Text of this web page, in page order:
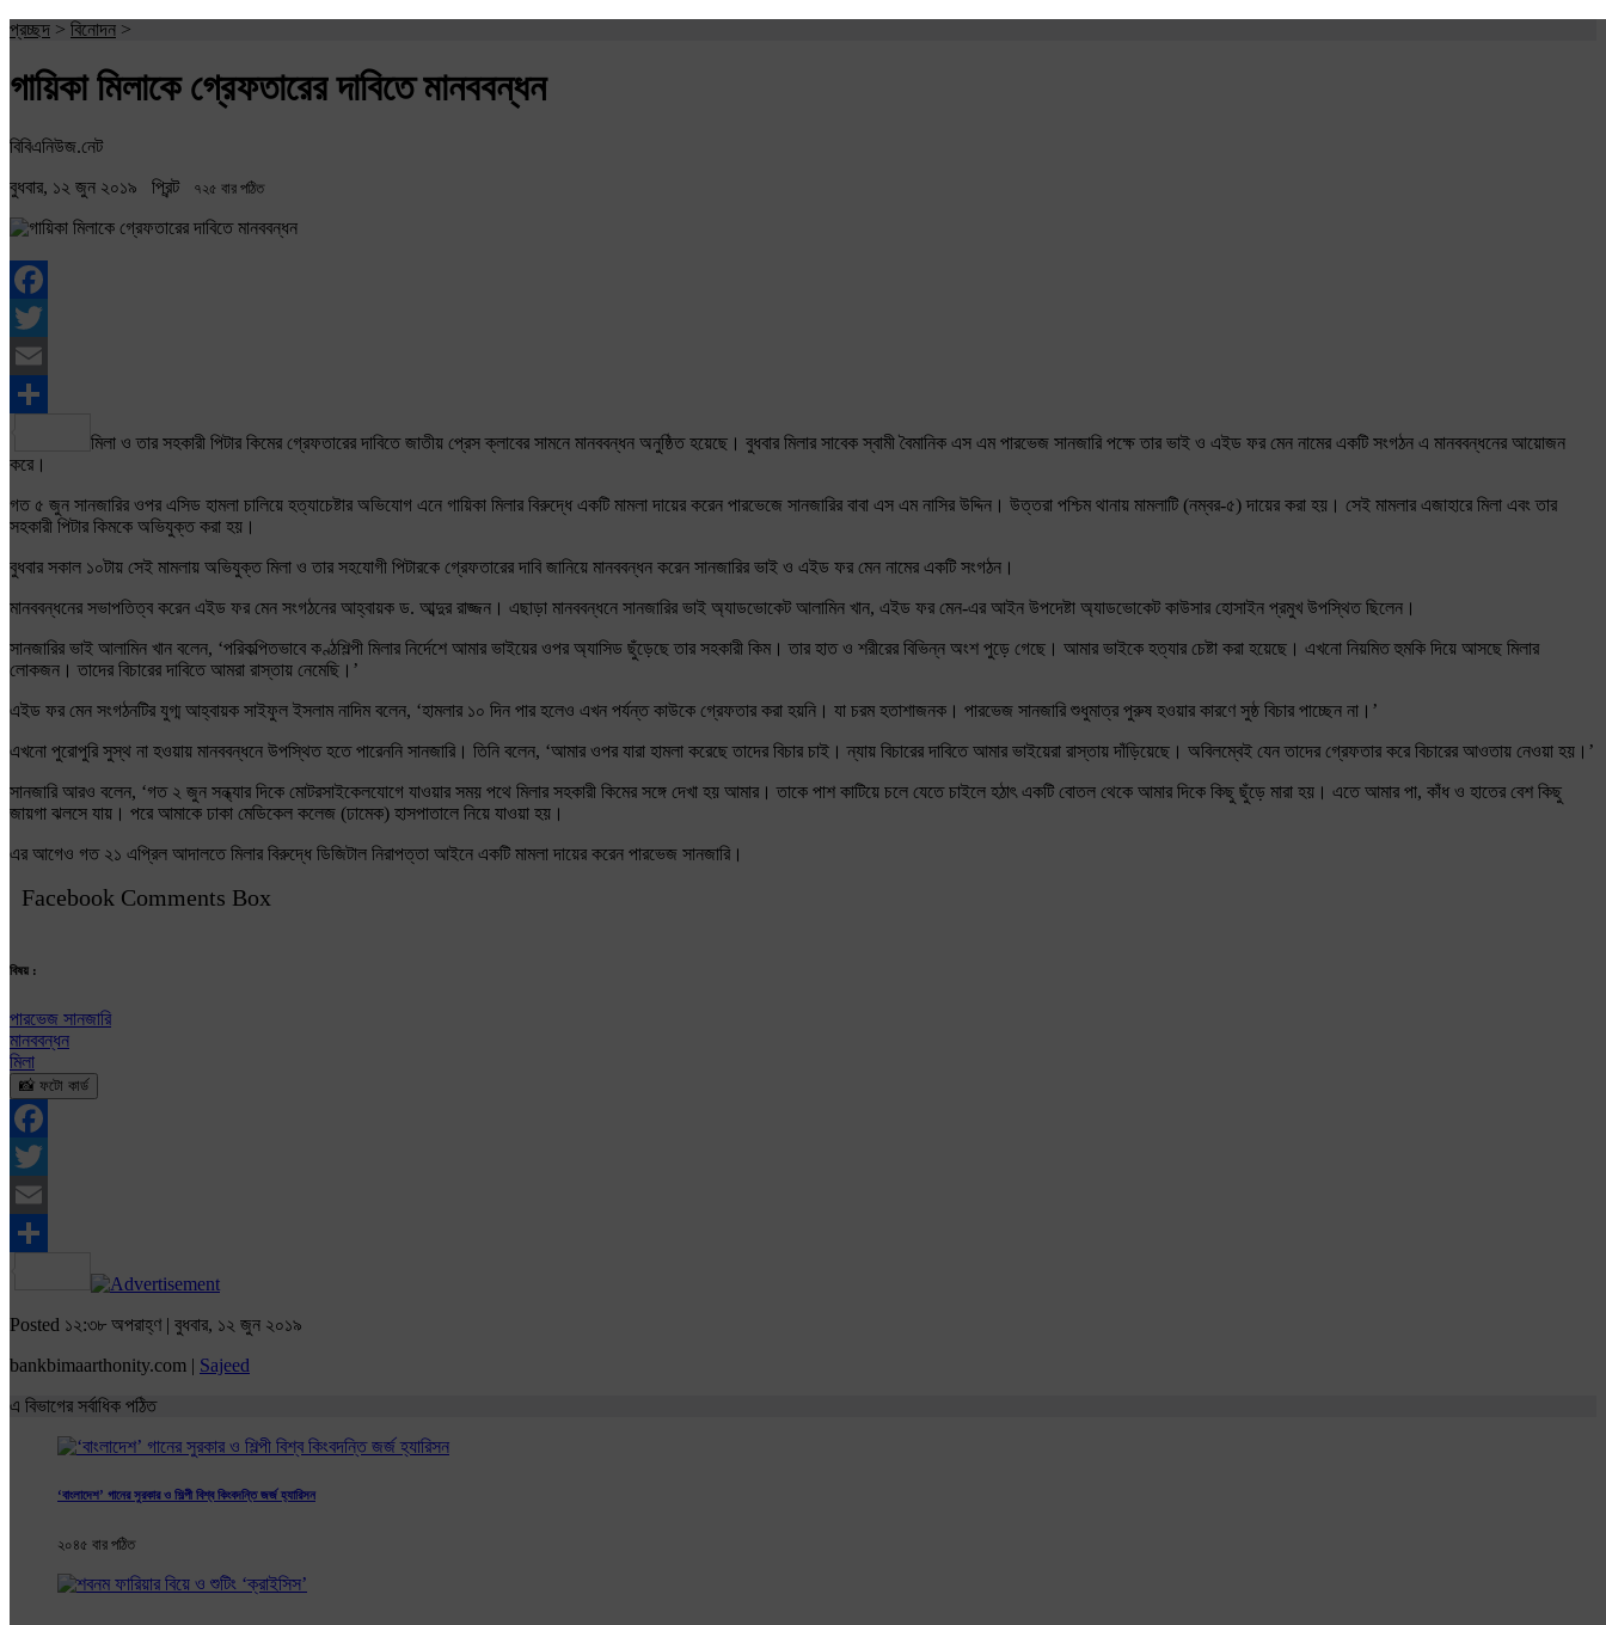
প্রচ্ছদ > বিনোদন >
গায়িকা মিলাকে গ্রেফতারের দাবিতে মানববন্ধন
বিবিএনিউজ.নেট
বুধবার, ১২ জুন ২০১৯ প্রিন্ট ৭২৫ বার পঠিত
Facebook
Twitter
Email
Share
মিলা ও তার সহকারী পিটার কিমের গ্রেফতারের দাবিতে জাতীয় প্রেস ক্লাবের সামনে মানববন্ধন অনুষ্ঠিত হয়েছে। বুধবার মিলার সাবেক স্বামী বৈমানিক এস এম পারভেজ সানজারি পক্ষে তার ভাই ও এইড ফর মেন নামের একটি সংগঠন এ মানববন্ধনের আয়োজন
করে।
গত ৫ জুন সানজারির ওপর এসিড হামলা চালিয়ে হত্যাচেষ্টার অভিযোগ এনে গায়িকা মিলার বিরুদ্ধে একটি মামলা দায়ের করেন পারভেজে সানজারির বাবা এস এম নাসির উদ্দিন। উত্তরা পশ্চিম থানায় মামলাটি (নম্বর-৫) দায়ের করা হয়। সেই মামলার এজাহারে মিলা এবং তার
সহকারী পিটার কিমকে অভিযুক্ত করা হয়।
বুধবার সকাল ১০টায় সেই মামলায় অভিযুক্ত মিলা ও তার সহযোগী পিটারকে গ্রেফতারের দাবি জানিয়ে মানববন্ধন করেন সানজারির ভাই ও এইড ফর মেন নামের একটি সংগঠন।
মানববন্ধনের সভাপতিত্ব করেন এইড ফর মেন সংগঠনের আহ্বায়ক ড. আব্দুর রাজ্জন। এছাড়া মানববন্ধনে সানজারির ভাই অ্যাডভোকেট আলামিন খান, এইড ফর মেন-এর আইন উপদেষ্টা অ্যাডভোকেট কাউসার হোসাইন প্রমুখ উপস্থিত ছিলেন।
সানজারির ভাই আলামিন খান বলেন, ‘পরিকল্পিতভাবে কণ্ঠশিল্পী মিলার নির্দেশে আমার ভাইয়ের ওপর অ্যাসিড ছুঁড়েছে তার সহকারী কিম। তার হাত ও শরীরের বিভিন্ন অংশ পুড়ে গেছে। আমার ভাইকে হত্যার চেষ্টা করা হয়েছে। এখনো নিয়মিত হুমকি দিয়ে আসছে মিলার
লোকজন। তাদের বিচারের দাবিতে আমরা রাস্তায় নেমেছি।’
এইড ফর মেন সংগঠনটির যুগ্ম আহ্বায়ক সাইফুল ইসলাম নাদিম বলেন, ‘হামলার ১০ দিন পার হলেও এখন পর্যন্ত কাউকে গ্রেফতার করা হয়নি। যা চরম হতাশাজনক। পারভেজ সানজারি শুধুমাত্র পুরুষ হওয়ার কারণে সুষ্ঠ বিচার পাচ্ছেন না।’
এখনো পুরোপুরি সুস্থ না হওয়ায় মানববন্ধনে উপস্থিত হতে পারেননি সানজারি। তিনি বলেন, ‘আমার ওপর যারা হামলা করেছে তাদের বিচার চাই। ন্যায় বিচারের দাবিতে আমার ভাইয়েরা রাস্তায় দাঁড়িয়েছে। অবিলম্বেই যেন তাদের গ্রেফতার করে বিচারের আওতায় নেওয়া হয়।’
সানজারি আরও বলেন, ‘গত ২ জুন সন্ধ্যার দিকে মোটরসাইকেলযোগে যাওয়ার সময় পথে মিলার সহকারী কিমের সঙ্গে দেখা হয় আমার। তাকে পাশ কাটিয়ে চলে যেতে চাইলে হঠাৎ একটি বোতল থেকে আমার দিকে কিছু ছুঁড়ে মারা হয়। এতে আমার পা, কাঁধ ও হাতের বেশ কিছু
জায়গা ঝলসে যায়। পরে আমাকে ঢাকা মেডিকেল কলেজ (ঢামেক) হাসপাতালে নিয়ে যাওয়া হয়।
এর আগেও গত ২১ এপ্রিল আদালতে মিলার বিরুদ্ধে ডিজিটাল নিরাপত্তা আইনে একটি মামলা দায়ের করেন পারভেজ সানজারি।
Facebook Comments Box
বিষয় :
পারভেজ সানজারি
মানববন্ধন
মিলা
📸 ফটো কার্ড
Facebook
Twitter
Email
Share
Posted ১২:৩৮ অপরাহ্ণ | বুধবার, ১২ জুন ২০১৯
bankbimaarthonity.com | Sajeed
এ বিভাগের সর্বাধিক পঠিত
‘বাংলাদেশ’ গানের সুরকার ও শিল্পী বিশ্ব কিংবদন্তি জর্জ হ্যারিসন
২০৪৫ বার পঠিত